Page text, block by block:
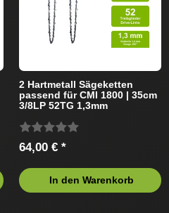
2 Hartmetall Sägeketten
passend für CMI 1800 | 35cm
3/8LP 52TG 1,3mm
64,00 € *
In den Warenkorb